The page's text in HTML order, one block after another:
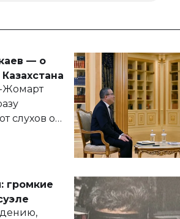
— о
Жомарт
слухов о
громкие